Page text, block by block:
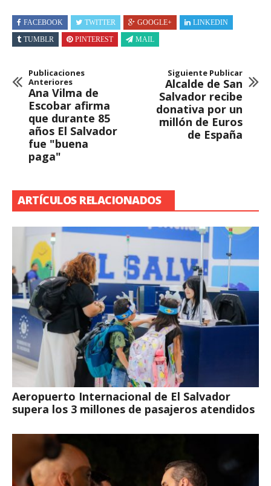
FACEBOOK TWITTER GOOGLE+
LINKEDIN
TUMBLR
PINTEREST MAIL
Publicaciones
Anteriores
Ana Vilma de
Escobar afirma
que durante 85
años El Salvador
fue "buena
paga"
Siguiente Publicar
Alcalde de San
Salvador recibe
donativa por un
millón de Euros
de España
ARTÍCULOS RELACIONADOS
Aeropuerto Internacional de El Salvador
supera los 3 millones de pasajeros atendidos